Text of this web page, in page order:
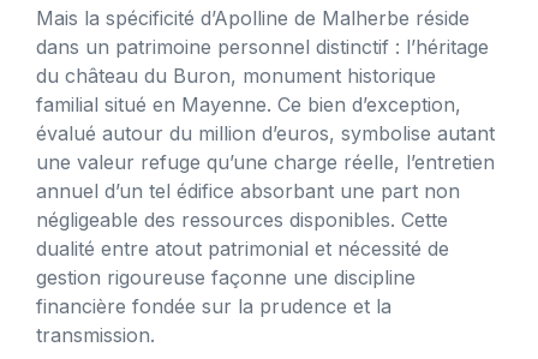
Mais la spécificité d’Apolline de Malherbe réside
dans un patrimoine personnel distinctif : l’héritage
du château du Buron, monument historique
familial situé en Mayenne. Ce bien d’exception,
évalué autour du million d’euros, symbolise autant
une valeur refuge qu’une charge réelle, l’entretien
annuel d’un tel édifice absorbant une part non
négligeable des ressources disponibles. Cette
dualité entre atout patrimonial et nécessité de
gestion rigoureuse façonne une discipline
financière fondée sur la prudence et la
transmission.